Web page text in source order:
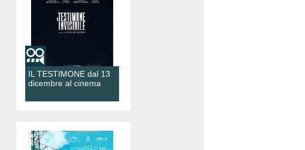
IL TESTIMONE dal 13
dicembre al cinema